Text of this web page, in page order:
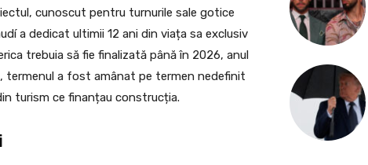
cunoscut pentru turnurile sale gotice
a dedicat ultimii 12 ani din viața sa exclusiv
trebuia să fie finalizată până în 2026, anul
termenul a fost amânat pe termen nedefinit
turism ce finanțau construcția.